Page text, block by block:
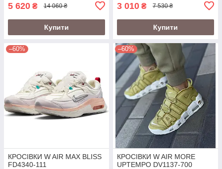
5 620 ₴ 14 060 ₴
Купити
3 010 ₴ 7 530 ₴
Купити
–60%
КРОСІВКИ W AIR MAX BLISS
FD4340-111
–60%
КРОСІВКИ W AIR MORE
UPTEMPO DV1137-700